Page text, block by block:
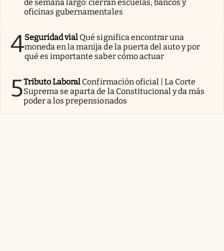
de semana largo: cierran escuelas, bancos y
oficinas gubernamentales
4Seguridad vial Qué significa encontrar una
moneda en la manija de la puerta del auto y por
qué es importante saber cómo actuar
5Tributo Laboral Confirmación oficial | La Corte
Suprema se aparta de la Constitucional y da más
poder a los prepensionados